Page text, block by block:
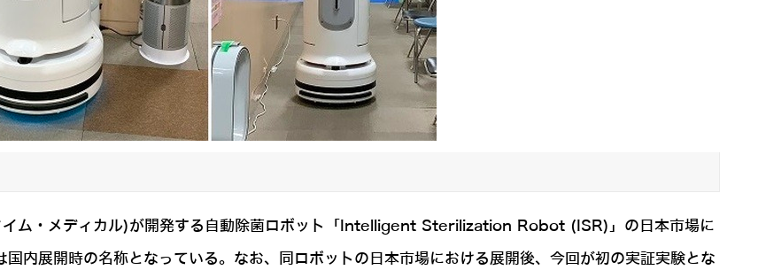
ム・メディカル)が開発する自動除菌ロボット「Intelligent Sterilization Robot (ISR)」の日本市場に
内展開時の名称となっている。なお、同ロボットの日本市場における展開後、今回が初の実証実験とな